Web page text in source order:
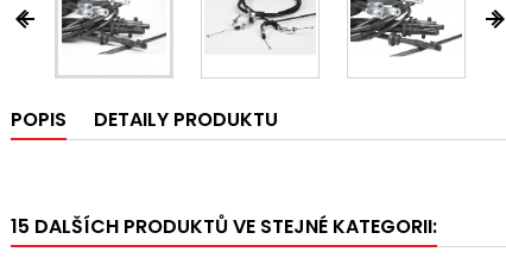
 
 
POPIS DETAILY PRODUKTU
15 DALŠÍCH PRODUKTŮ VE STEJNÉ KATEGORII: